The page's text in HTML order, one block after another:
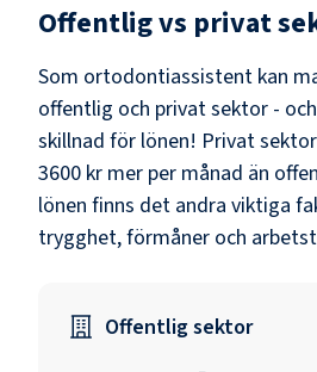
Offentlig vs privat
Som ortodontiassistent kan
offentlig och privat sektor -
skillnad för lönen! Privat
3600 kr mer per månad än
lönen finns det andra viktiga
trygghet, förmåner och
Offentlig sektor